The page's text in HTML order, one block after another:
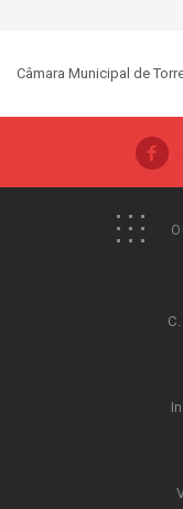
Câmara Municipal de